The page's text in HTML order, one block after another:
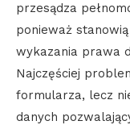
przesądza
ponieważ
wykazania prawa
Najczęściej
formularza, lecz
danych